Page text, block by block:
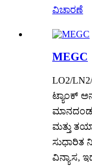
ವಿಚಾರಣೆ
MEGC
LO2/
ಟ್ಯಾಂಕ್
ಮತ್ತು
ಸುಧಾರಿತ
ವಿನ್ಯಾಸ,